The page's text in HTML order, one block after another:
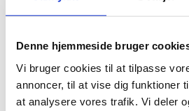
Denne hjemmeside bruger
Vi bruger cookies til at tilpasse
annoncer, til at vise dig funktioner
at analysere vores trafik. Vi deler
INTERVIEW
Stærkere,
fremtiden
07.04.25 NOTITS